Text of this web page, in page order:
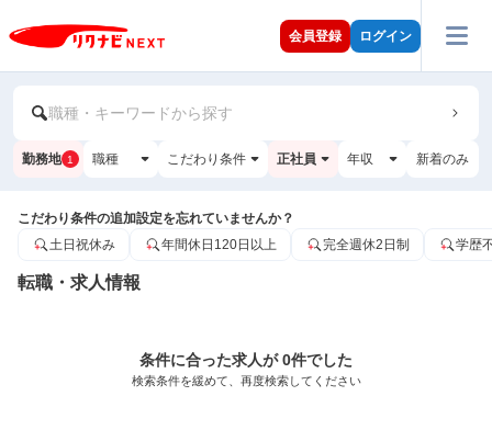
会員登録 ログイン
職種・キーワードから探す
勤務地 1 職種 こだわり条件 正社員 年収 新着のみ
こだわり条件の追加設定を忘れていませんか？
土日祝休み
年間休日120日以上 完全週休2日制 学歴
転職・求人情報
条件に合った求人が 0件でした
検索条件を緩めて、再度検索してください